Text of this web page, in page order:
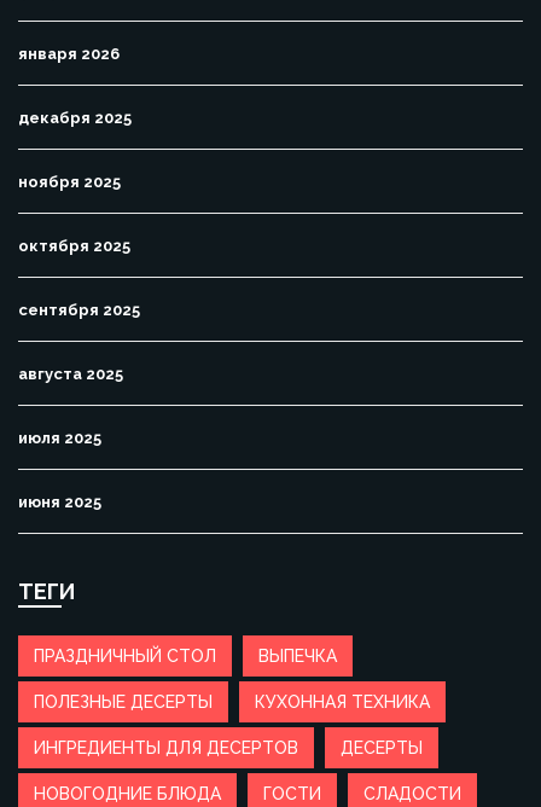
января 2026
декабря 2025
ноября 2025
октября 2025
сентября 2025
августа 2025
июля 2025
июня 2025
ТЕГИ
ПРАЗДНИЧНЫЙ СТОЛ ВЫПЕЧКА
ПОЛЕЗНЫЕ ДЕСЕРТЫ КУХОННАЯ ТЕХНИКА
ИНГРЕДИЕНТЫ ДЛЯ ДЕСЕРТОВ ДЕСЕРТЫ
НОВОГОДНИЕ БЛЮДА ГОСТИ СЛАДОСТИ